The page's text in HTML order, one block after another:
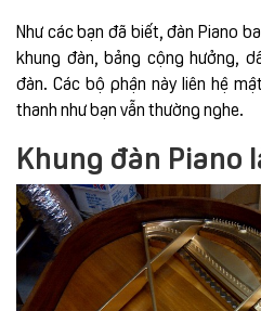
Như các bạn đã biết, đàn Piano
khung đàn, bảng cộng hưởng,
đàn. Các bộ phận này liên hệ
thanh như bạn vẫn thường nghe.
Khung đàn Piano